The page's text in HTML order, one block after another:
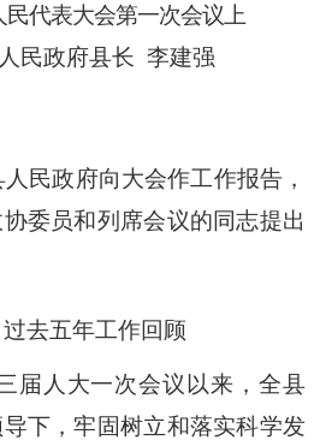
民代表大会第一次会议上
民政府县长 李建强
民政府向大会作工作报告，
委员和列席会议的同志提出
去五年工作回顾
届人大一次会议以来，全县
下，牢固树立和落实科学发